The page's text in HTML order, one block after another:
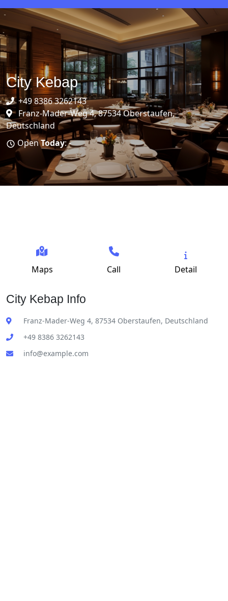
City Kebap
+49 8386 3262143
Franz-Mader-Weg 4, 87534 Oberstaufen,
Deutschland
OpenToday: -
Maps Call Detail
City Kebap Info
Franz-Mader-Weg 4, 87534 Oberstaufen, Deutschland
+49 8386 3262143
info@example.com